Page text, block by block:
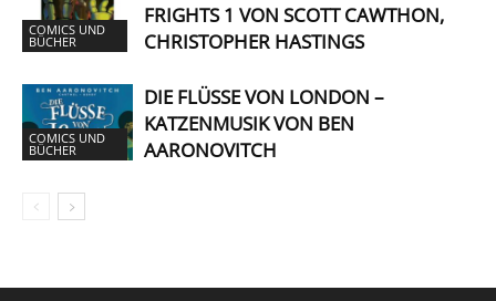
COMICS UND
BÜCHER
FRIGHTS 1 VON SCOTT CAWTHON,
CHRISTOPHER HASTINGS
COMICS UND
BÜCHER
DIE FLÜSSE VON LONDON –
KATZENMUSIK VON BEN
AARONOVITCH